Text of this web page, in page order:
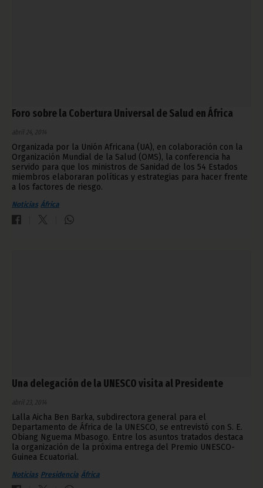
Foro sobre la Cobertura Universal de Salud en África
abril 24, 2014
Organizada por la Unión Africana (UA), en colaboración con la
Organización Mundial de la Salud (OMS), la conferencia ha
servido para que los ministros de Sanidad de los 54 Estados
miembros elaboraran políticas y estrategias para hacer frente
a los factores de riesgo.
Noticias África
Una delegación de la UNESCO visita al Presidente
abril 23, 2014
Lalla Aicha Ben Barka, subdirectora general para el
Departamento de África de la UNESCO, se entrevistó con S. E.
Obiang Nguema Mbasogo. Entre los asuntos tratados destaca
la organización de la próxima entrega del Premio UNESCO-
Guinea Ecuatorial.
Noticias Presidencia África